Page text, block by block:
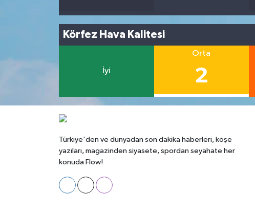
Körfez Hava Kalitesi
İyi
Orta
2
Türkiye'den ve dünyadan son dakika haberleri, köşe
yazıları, magazinden siyasete, spordan seyahate her
konuda Flow!